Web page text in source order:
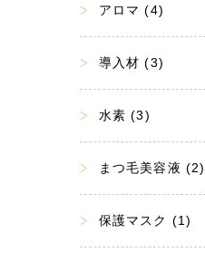
アロマ (4)
導入材 (3)
水素 (3)
まつ毛美容液 (2)
保護マスク (1)